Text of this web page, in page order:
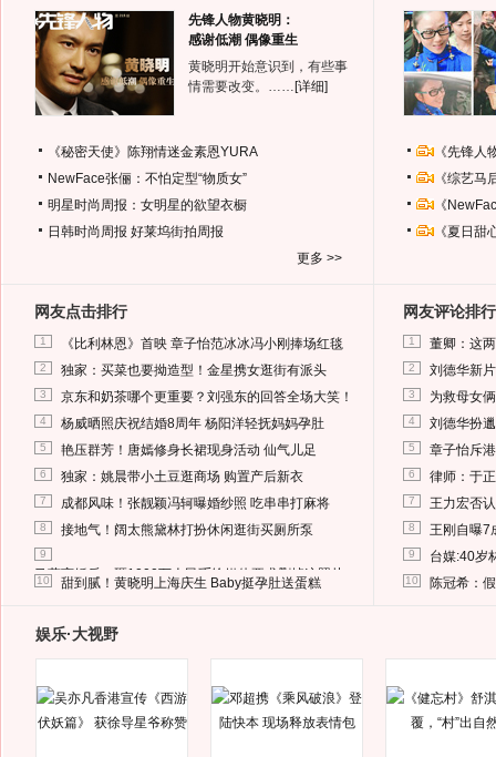
先锋人物黄晓明：
感谢低潮 偶像重生
黄晓明开始意识到，有些事
情需要改变。…… [详细]
《秘密天使》陈翔情迷金素恩YURA
NewFace张俪：不怕定型“物质女”
明星时尚周报：女明星的欲望衣橱
日韩时尚周报 好莱坞街拍周报
更多 >>
《先锋
《综艺
《
《夏日
网友点击排行
1 《比利林恩》首映 章子怡范冰冰冯小刚捧场红毯
2 独家：买菜也要拗造型！金星携女逛街有派头
3 京东和奶茶哪个更重要？刘强东的回答全场大笑！
4 杨威晒照庆祝结婚8周年 杨阳洋轻抚妈妈孕肚
5 艳压群芳！唐嫣修身长裙现身活动 仙气儿足
6 独家：姚晨带小土豆逛商场 购置产后新衣
7 成都风味！张靓颖冯轲曝婚纱照 吃串串打麻将
8 接地气！阔太熊黛林打扮休闲逛街买厕所泵
9
马蓉离婚后，砸1000万人民币给媒体要求删掉这照片
10 甜到腻！黄晓明上海庆生 Baby挺孕肚送蛋糕
网友评论排行
1 董卿：这
2 刘德华新
3 为救母女
4 刘德华扮
5 章子怡斥
6 律师：于
7 王力宏否
8 王刚自曝7
9 台媒:40岁
10 陈冠希：
娱乐·大视野